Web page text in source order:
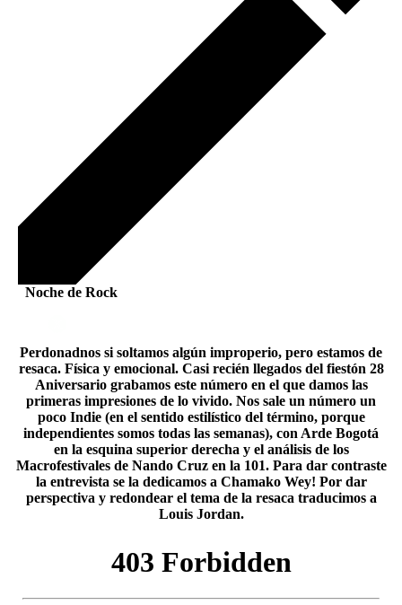
Noche de Rock
Perdonadnos si soltamos algún improperio, pero estamos de
resaca. Física y emocional. Casi recién llegados del fiestón 28
Aniversario grabamos este número en el que damos las
primeras impresiones de lo vivido. Nos sale un número un
poco Indie (en el sentido estilístico del término, porque
independientes somos todas las semanas), con Arde Bogotá
en la esquina superior derecha y el análisis de los
Macrofestivales de Nando Cruz en la 101. Para dar contraste
la entrevista se la dedicamos a Chamako Wey! Por dar
perspectiva y redondear el tema de la resaca traducimos a
Louis Jordan.